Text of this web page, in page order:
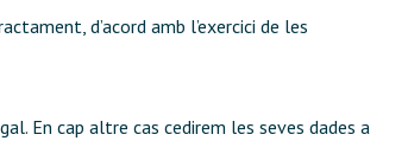
d’acord amb l’exercici de les
En cap altre cas cedirem les seves dades a